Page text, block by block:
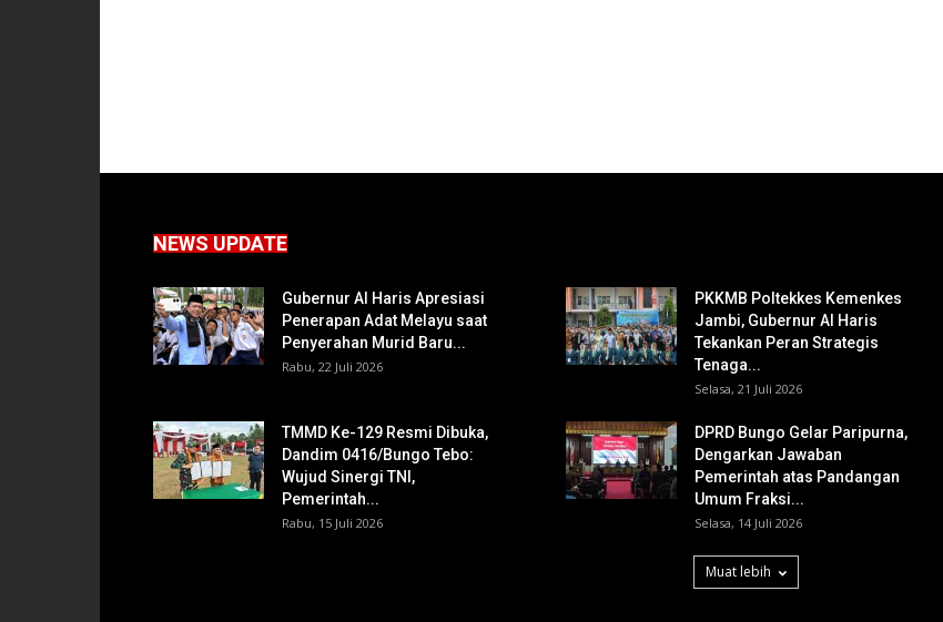
NEWS UPDATE
Gubernur Al Haris Apresiasi
Penerapan Adat Melayu saat
Penyerahan Murid Baru...
Rabu, 22 Juli 2026
PKKMB Poltekkes Kemenkes
Jambi, Gubernur Al Haris
Tekankan Peran Strategis
Tenaga...
Selasa, 21 Juli 2026
TMMD Ke-129 Resmi Dibuka,
Dandim 0416/Bungo Tebo:
Wujud Sinergi TNI,
Pemerintah...
Rabu, 15 Juli 2026
DPRD Bungo Gelar Paripurna,
Dengarkan Jawaban
Pemerintah atas Pandangan
Umum Fraksi...
Selasa, 14 Juli 2026
Muat lebih